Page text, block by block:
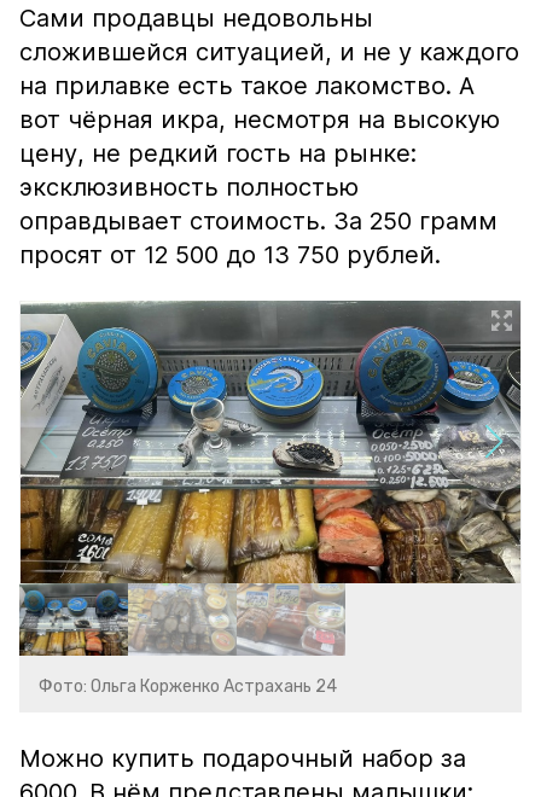
Сами продавцы недовольны
сложившейся ситуацией, и не у каждого
на прилавке есть такое лакомство. А
вот чёрная икра, несмотря на высокую
цену, не редкий гость на рынке:
эксклюзивность полностью
оправдывает стоимость. За 250 грамм
просят от 12 500 до 13 750 рублей.
Фото: Ольга Корженко Астрахань 24
Можно купить подарочный набор за